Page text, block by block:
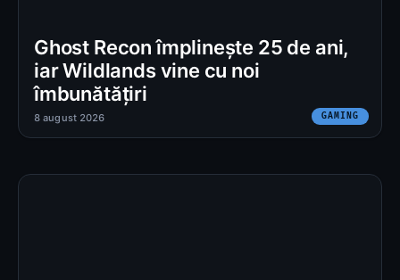
Ghost Recon împlinește 25 de ani,
iar Wildlands vine cu noi
îmbunătățiri
GAMING
8 august 2026